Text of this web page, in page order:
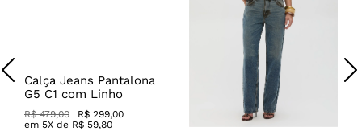
Calça Jeans Pantalona
G5 C1 com Linho
R$ 479,00
R$ 299,00
em 5X de R$ 59,80